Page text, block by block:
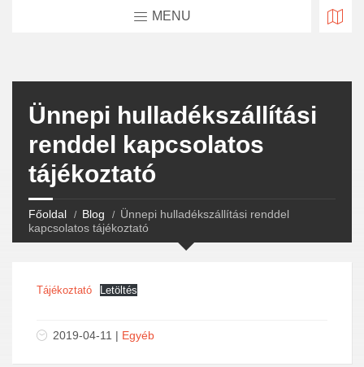
MENU
Ünnepi hulladékszállítási
renddel kapcsolatos
tájékoztató
Főoldal Blog
Ünnepi hulladékszállítási renddel
kapcsolatos tájékoztató
Tájékoztató Letöltés
2019-04-11 | Egyéb